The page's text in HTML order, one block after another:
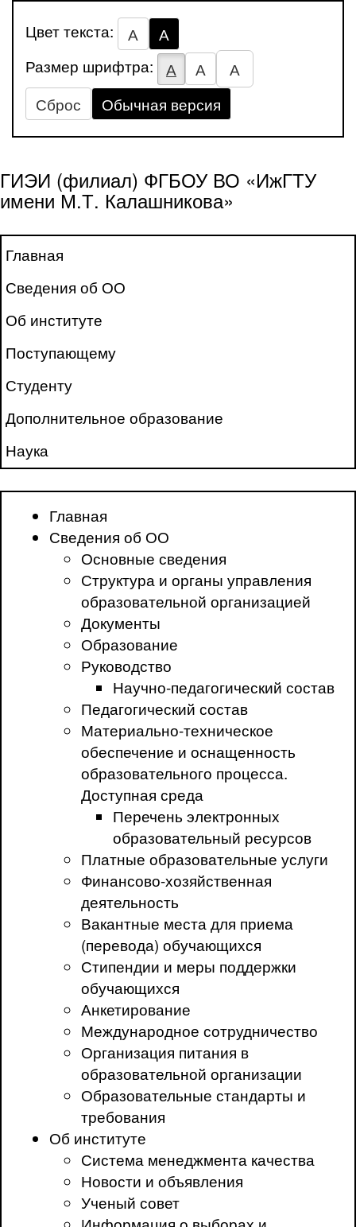
Цвет текста: А
А
Размер шрифтра:
А А
А
Сброс
Обычная версия
ГИЭИ (филиал) ФГБОУ ВО «ИжГТУ
имени М.Т. Калашникова»
Главная
Сведения об ОО
Об институте
Поступающему
Студенту
Дополнительное образование
Наука
Главная
Сведения об ОО
Основные сведения
Структура и органы управления
образовательной организацией
Документы
Образование
Руководство
Научно-педагогический состав
Педагогический состав
Материально-техническое
обеспечение и оснащенность
образовательного процесса.
Доступная среда
Перечень электронных
образовательный ресурсов
Платные образовательные услуги
Финансово-хозяйственная
деятельность
Вакантные места для приема
(перевода) обучающихся
Стипендии и меры поддержки
обучающихся
Анкетирование
Международное сотрудничество
Организация питания в
образовательной организации
Образовательные стандарты и
требования
Об институте
Система менеджмента качества
Новости и объявления
Ученый совет